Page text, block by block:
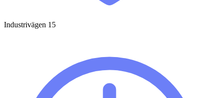
Industrivägen 15